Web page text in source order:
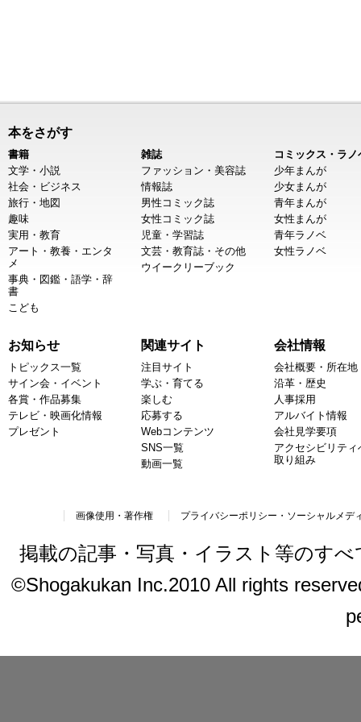
本をさがす
書籍
文学・小説
社会・ビジネス
旅行・地図
趣味
実用・教育
アート・教養・エンタ
メ
事典・図鑑・語学・辞
書
こども
雑誌
ファッション・美容誌
情報誌
男性コミック誌
女性コミック誌
児童・学習誌
文芸・教育誌・その他
ウイークリーブック
コミックス・ラノ
少年まんが
少女まんが
青年まんが
女性まんが
青年ラノベ
女性ラノベ
お知らせ
トピックス一覧
サイン会・イベント
各賞・作品募集
テレビ・映画化情報
プレゼント
関連サイト
注目サイト
学ぶ・育てる
楽しむ
応募する
Webコンテンツ
SNS一覧
動画一覧
会社情報
会社概要・所在地
沿革・歴史
人事採用
アルバイト情報
会社見学要項
アクセシビリティ
取り組み
画像使用・著作権 プライバシーポリシー・ソーシャルメデ
掲載の記事・写真・イラスト等のす
©Shogakukan Inc.2010 All rights